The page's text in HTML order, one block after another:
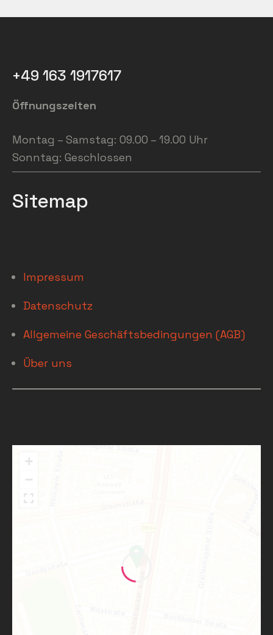
+49 163 1917617
Öffnungszeiten
Montag – Samstag: 09.00 – 19.00 Uhr
Sonntag: Geschlossen
Sitemap
Impressum
Datenschutz
Allgemeine Geschäftsbedingungen (AGB)
Über uns
+
−